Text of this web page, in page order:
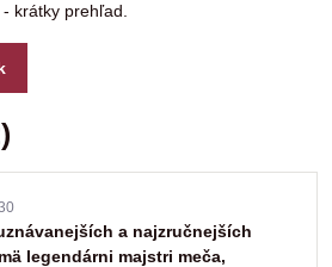
krátky prehľad.
a najzručnejších
legendárni majstri meča,